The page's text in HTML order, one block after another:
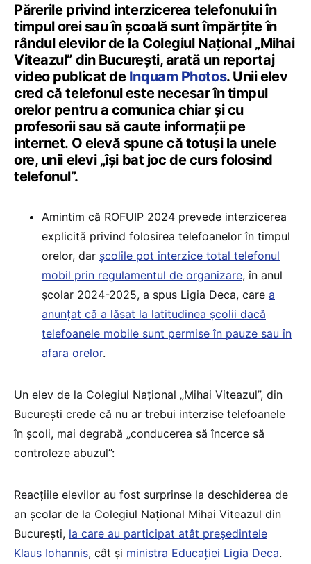
Părerile privind interzicerea telefonului în
timpul orei sau în școală sunt împărțite în
rândul elevilor de la Colegiul Național „Mihai
Viteazul” din București, arată un reportaj
video publicat de Inquam Photos. Unii elev
cred că telefonul este necesar în timpul
orelor pentru a comunica chiar și cu
profesorii sau să caute informații pe
internet. O elevă spune că totuși la unele
ore, unii elevi „își bat joc de curs folosind
telefonul”.
Amintim că ROFUIP 2024 prevede interzicerea
explicită privind folosirea telefoanelor în timpul
orelor, dar școlile pot interzice total telefonul
mobil prin regulamentul de organizare, în anul
școlar 2024-2025, a spus Ligia Deca, care a
anunțat că a lăsat la latitudinea școlii dacă
telefoanele mobile sunt permise în pauze sau în
afara orelor.
Un elev de la Colegiul Național „Mihai Viteazul”, din
București crede că nu ar trebui interzise telefoanele
în școli, mai degrabă „conducerea să încerce să
controleze abuzul”:
Reacțiile elevilor au fost surprinse la deschiderea de
an școlar de la Colegiul Național Mihai Viteazul din
București, la care au participat atât președintele
Klaus Iohannis, cât și ministra Educației Ligia Deca.